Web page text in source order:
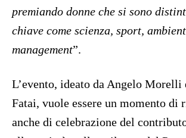
premiando donne che si sono
chiave come scienza, sport,
management”.
L’evento, ideato da Angelo Morelli
Fatai, vuole essere un momento di
anche di celebrazione del